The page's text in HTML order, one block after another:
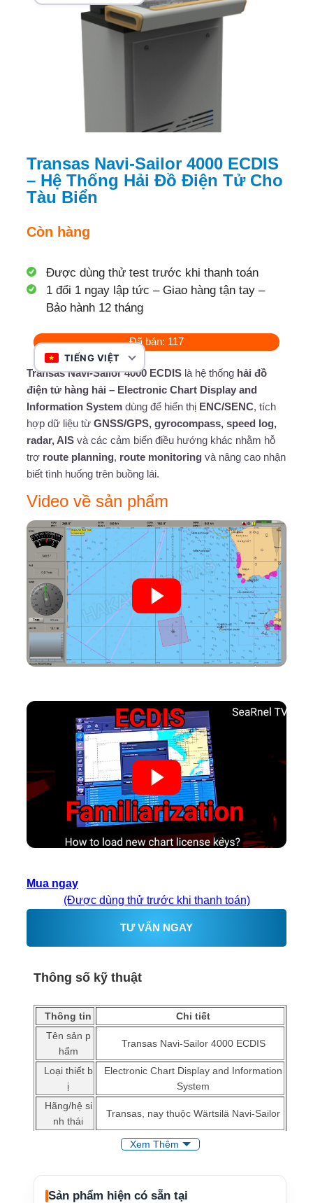
Thiết Bị Vệ Tinh
Bộ Đàm Vệ Tinh
Đén Báo Tín Hiệu
Phụ Kiện Vệ Tinh
Pin
Cho Thuê
Dự Án
Hỗ Trợ
Hình thức mua hàng
Chính sách vận chuyển
Chính sách bảo mật
Chính sách đổi trả hàng
Tin tức
TIẾNG VIỆT
Tìm
kiếm:
Transas Navi-Sailor 4000 ECDIS
– Hệ Thống Hải Đồ Điện Tử Cho
Tàu Biển
Còn hàng
Được dùng thử test trước khi thanh toán
1 đổi 1 ngay lập tức – Giao hàng tận tay –
Bảo hành 12 tháng
Đã bán: 117
Transas Navi-Sailor 4000 ECDIS là hệ thống hải đồ
điện tử hàng hải – Electronic Chart Display and
Information System dùng để hiển thị ENC/SENC, tích
hợp dữ liệu từ GNSS/GPS, gyrocompass, speed log,
radar, AIS và các cảm biến điều hướng khác nhằm hỗ
trợ route planning, route monitoring và nâng cao nhận
biết tình huống trên buồng lái.
Video về sản phẩm
Mua ngay
(Được dùng thử trước khi thanh toán)
TƯ VẤN NGAY
Thông số kỹ thuật
Thông tin
Chi tiết
Tên sản p
hẩm
Transas Navi-Sailor 4000 ECDIS
Loại thiết b
ị
Electronic Chart Display and Information
System
Hãng/hệ si
nh thái
Transas, nay thuộc Wärtsilä Navi-Sailor
Hiển thị ENC, lập tuyến, giám sát hành t
h hợp
dar, AIS
Xem Thêm
Sản phẩm hiện có sẵn tại